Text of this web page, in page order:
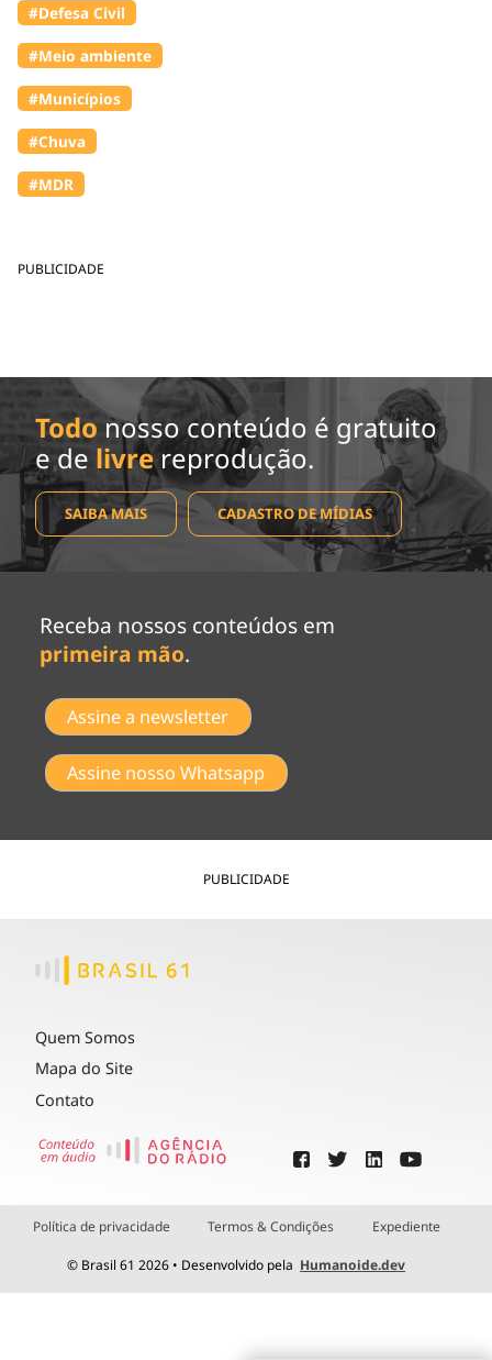
PUBLICIDADE
#Defesa Civil
#Meio ambiente
#Municípios
#Chuva
#MDR
Todo nosso conteúdo é gratuito
e de livrereprodução.
SAIBA MAIS CADASTRO DE MÍDIAS
Receba nossos conteúdos em
primeira mão.
Assine a newsletter
Assine nosso Whatsapp
PUBLICIDADE
Quem Somos
Mapa do Site
Contato
Política de privacidade Termos & Condições Expediente
© Brasil 61 2026 • Desenvolvido pela Humanoide.dev